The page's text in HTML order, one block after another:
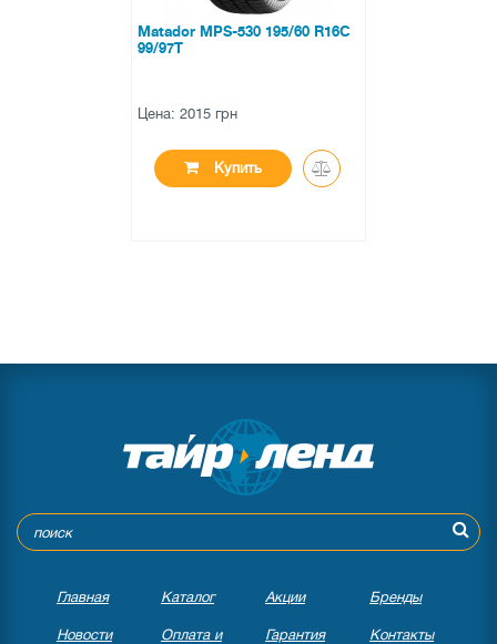
Matador MPS-530 195/60 R16C
99/97T
Цена: 2015 грн
Купить
Главная Каталог Акции Бренды
Новости Оплата и Гарантия Контакты